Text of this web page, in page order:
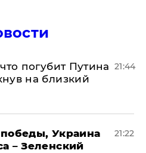
погубит Путина
на близкий
21:44
Украина
– Зеленский
21:22